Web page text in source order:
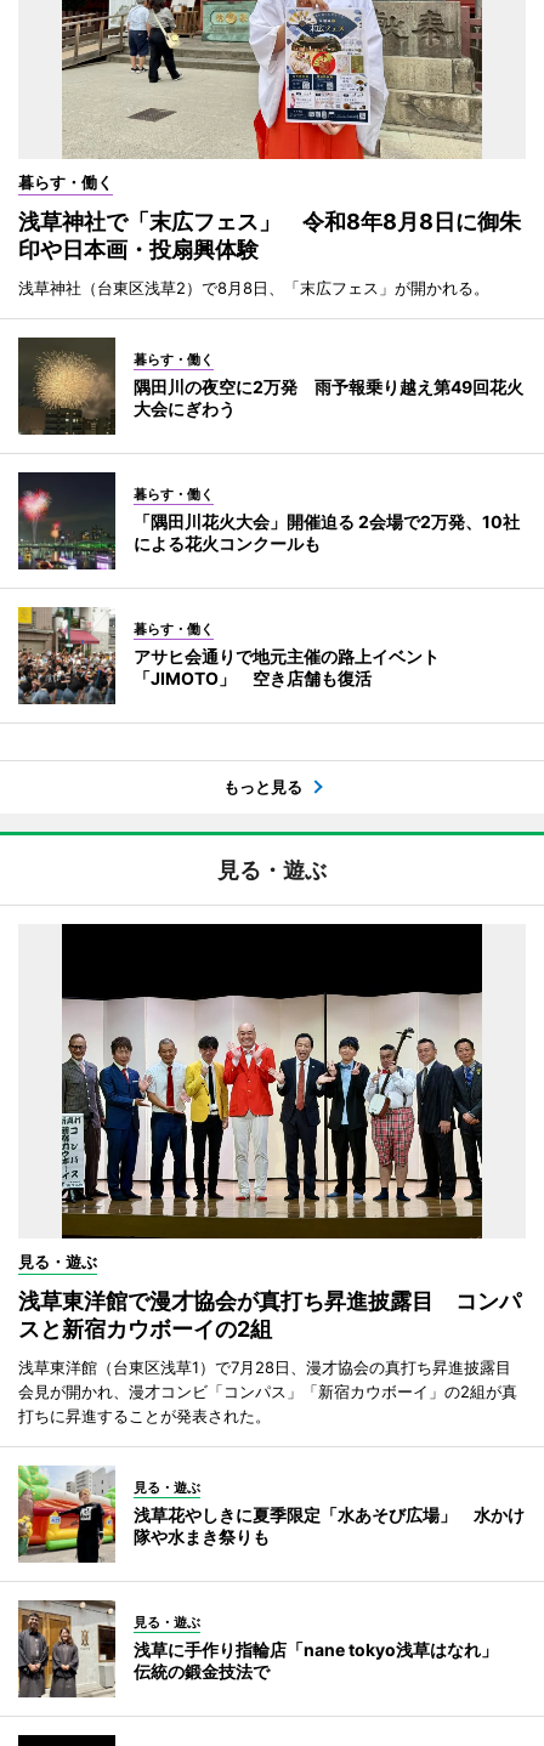
暮らす・働く
浅草神社で「末広フェス」 令和8年8月8日に御朱
印や日本画・投扇興体験
浅草神社（台東区浅草2）で8月8日、「末広フェス」が開かれる。
暮らす・働く
隅田川の夜空に2万発 雨予報乗り越え第49回花火
大会にぎわう
暮らす・働く
「隅田川花火大会」開催迫る 2会場で2万発、10社
による花火コンクールも
暮らす・働く
アサヒ会通りで地元主催の路上イベント
「JIMOTO」 空き店舗も復活
もっと見る
見る・遊ぶ
見る・遊ぶ
浅草東洋館で漫才協会が真打ち昇進披露目 コンパ
スと新宿カウボーイの2組
浅草東洋館（台東区浅草1）で7月28日、漫才協会の真打ち昇進披露目
会見が開かれ、漫才コンビ「コンパス」「新宿カウボーイ」の2組が真
打ちに昇進することが発表された。
見る・遊ぶ
浅草花やしきに夏季限定「水あそび広場」 水かけ
隊や水まき祭りも
見る・遊ぶ
浅草に手作り指輪店「nane tokyo浅草はなれ」
伝統の鍛金技法で